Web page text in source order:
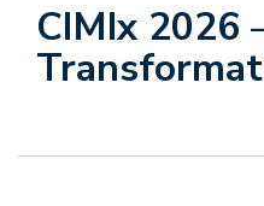
CIMIx 2026